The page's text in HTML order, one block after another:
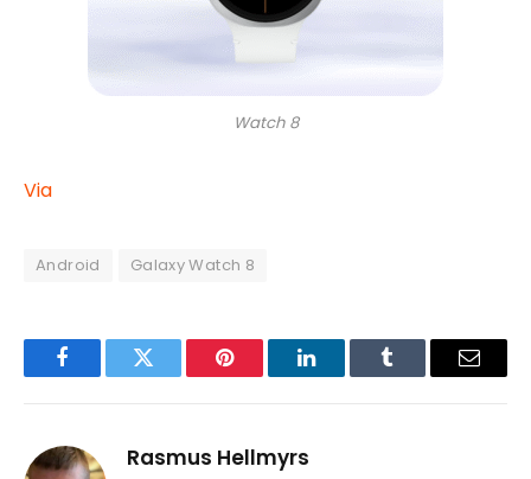
Watch 8
Via
Android Galaxy Watch 8
FacebookTwitter Pinterest LinkedInTumblr Email
Rasmus Hellmyrs